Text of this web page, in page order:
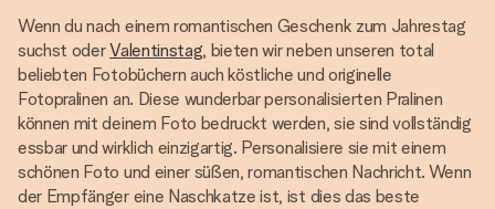
Wenn du nach einem romantischen Geschenk zum Jahrestag
suchst oderValentinstag, bieten wir neben unseren total
beliebten Fotobüchern auch köstliche und originelle
Fotopralinen an. Diese wunderbar personalisierten Pralinen
können mit deinem Foto bedruckt werden, sie sind vollständig
essbar und wirklich einzigartig. Personalisiere sie mit einem
schönen Foto und einer süßen, romantischen Nachricht. Wenn
der Empfänger eine Naschkatze ist, ist dies das beste